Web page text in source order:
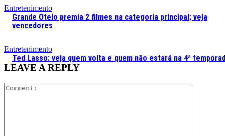
Entretenimento
Grande Otelo premia 2 filmes na categoria principal; veja
vencedores
Entretenimento
Ted Lasso: veja quem volta e quem não estará na 4ª
LEAVE A REPLY